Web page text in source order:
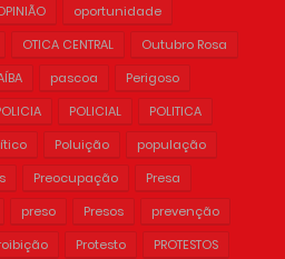
oportunidade
OTICA CENTRAL
Outubro Rosa
pascoa
Perigoso
POLICIAL
POLITICA
Poluição
população
Preocupação
Presa
preso Presos
prevenção
Protesto
PROTESTOS